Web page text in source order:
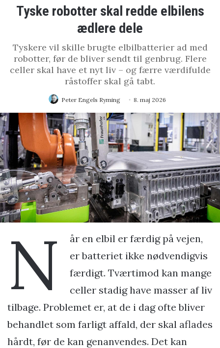
Tyske robotter skal redde elbilens
ædlere dele
Tyskere vil skille brugte elbilbatterier ad med
robotter, før de bliver sendt til genbrug. Flere
celler skal have et nyt liv – og færre værdifulde
råstoffer skal gå tabt.
Peter Engels Ryming 8. maj 2026
N
år en elbil er færdig på vejen,
er batteriet ikke nødvendigvis
færdigt. Tværtimod kan mange
celler stadig have masser af liv
tilbage. Problemet er, at de i dag ofte bliver
behandlet som farligt affald, der skal aflades
hårdt, før de kan genanvendes. Det kan